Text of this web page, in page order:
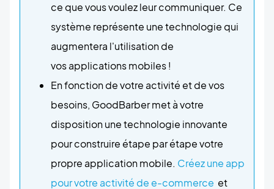
ce que vous voulez leur communiquer. Ce
système représente une technologie qui
augmentera l'utilisation de
vos applications mobiles !
En fonction de votre activité et de vos
besoins, GoodBarber met à votre
disposition une technologie innovante
pour construire étape par étape votre
propre application mobile. Créez une app
pour votre activité de e-commerce et